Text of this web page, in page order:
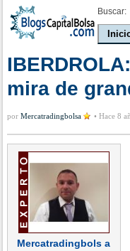
Buscar:
mira de
por Mercatradingbolsa • Hace 8
Mercatradingbols a